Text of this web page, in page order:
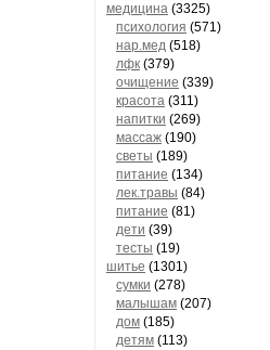
медицина (3325)
психология (571)
нар.мед (518)
лфк (379)
очищение (339)
красота (311)
напитки (269)
массаж (190)
светы (189)
питание (134)
лек.травы (84)
питание (81)
дети (39)
тесты (19)
шитье (1301)
сумки (278)
малышам (207)
дом (185)
детям (113)